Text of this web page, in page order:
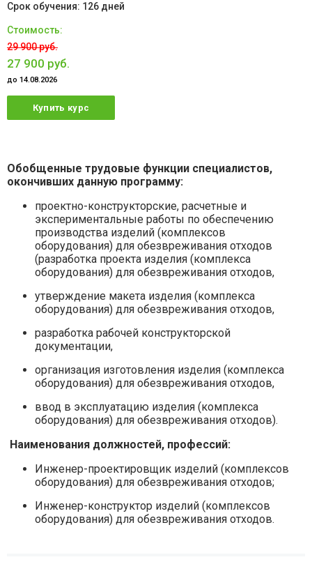
126 дней
29 900 руб.
27 900 руб.
до 14.08.2026
Купить курс
Обобщенные трудовые функции специалистов,
окончивших данную программу:
проектно-конструкторские, расчетные и
экспериментальные работы по обеспечению
производства изделий (комплексов
оборудования) для обезвреживания отходов
(разработка проекта изделия (комплекса
оборудования) для обезвреживания отходов,
утверждение макета изделия (комплекса
оборудования) для обезвреживания отходов,
разработка рабочей конструкторской
документации,
организация изготовления изделия (комплекса
оборудования) для обезвреживания отходов,
ввод в эксплуатацию изделия (комплекса
оборудования) для обезвреживания отходов).
Наименования должностей, профессий:
Инженер-проектировщик изделий (комплексов
оборудования) для обезвреживания отходов;
Инженер-конструктор изделий (комплексов
оборудования) для обезвреживания отходов.